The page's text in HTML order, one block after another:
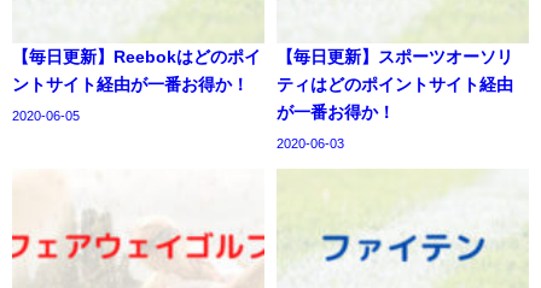
【毎日更新】Reebokはどのポイ
ントサイト経由が一番お得か！
2020-06-05
【毎日更新】スポーツオーソリ
ティはどのポイントサイト経由
が一番お得か！
2020-06-03